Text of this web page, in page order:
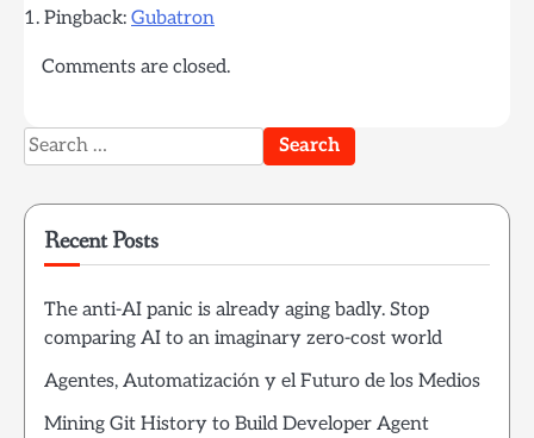
Pingback: Gubatron
Comments are closed.
Search
for:
Recent Posts
The anti-AI panic is already aging badly. Stop
comparing AI to an imaginary zero-cost world
Agentes, Automatización y el Futuro de los Medios
Mining Git History to Build Developer Agent